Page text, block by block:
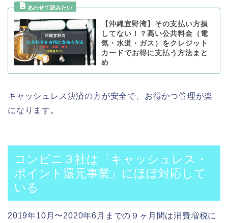
【沖縄宜野湾】その支払い方損
してない！？高い公共料金（電
気・水道・ガス）をクレジット
カードでお得に支払う方法まと
め
キャッシュレス決済の方が安全で、お得かつ管理が楽
になります。
コンビニ３社は『キャッシュレス・
ポイント還元事業』にほぼ対応して
いる
2019年10月〜2020年6月までの９ヶ月間は消費増税に